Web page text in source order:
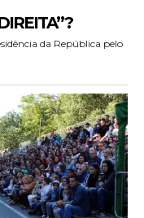
da República pelo